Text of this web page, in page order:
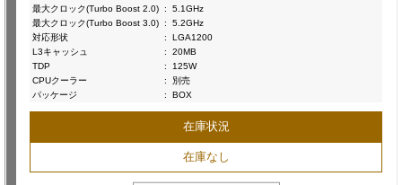
最大クロック(Turbo Boost 2.0) :
5.1GHz
最大クロック(Turbo Boost 3.0) :
5.2GHz
対応形状
:
LGA1200
L3キャッシュ
:
20MB
TDP
:
125W
CPUクーラー
:
別売
パッケージ
: BOX
在庫状況
在庫なし